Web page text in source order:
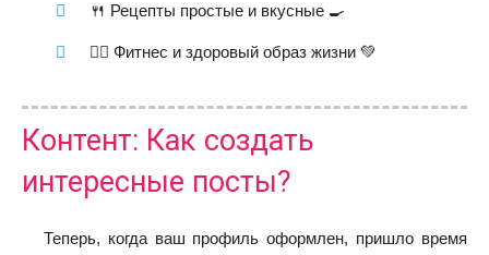
🍴 Рецепты простые и вкусные 🍳
🏋️‍♀️ Фитнес и здоровый образ жизни 💚
Контент: Как создать
интересные посты?
Теперь, когда ваш профиль оформлен, пришло время